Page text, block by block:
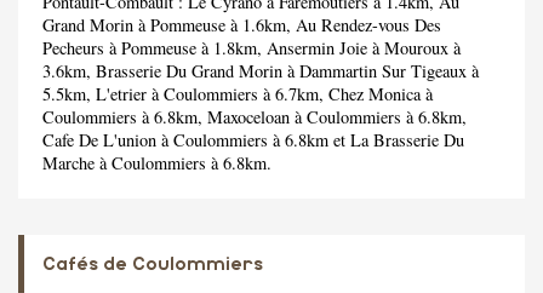
Grand Morin à Pommeuse à 1.6km, Au Rendez-vous Des
Pecheurs à Pommeuse à 1.8km, Ansermin Joie à Mouroux à
3.6km, Brasserie Du Grand Morin à Dammartin Sur Tigeaux à
5.5km, L'etrier à Coulommiers à 6.7km, Chez Monicaà
Coulommiers à 6.8km, Maxoceloan à Coulommiers à 6.8km,
Cafe De L'union à Coulommiers à 6.8km et La Brasserie Du
Marche à Coulommiers à 6.8km.
Cafés de Coulommiers